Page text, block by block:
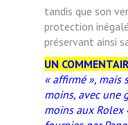
tandis que son
protection
préservant ainsi
UN
« affirmé », mais
moins, avec une
moins aux Rolex